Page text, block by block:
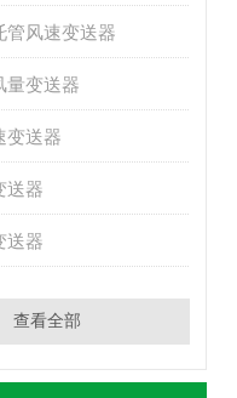
管风速变送器
量变送器
变送器
送器
送器
查看全部